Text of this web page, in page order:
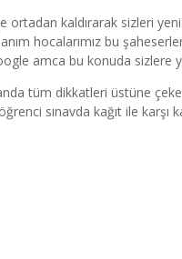
ortadan kaldırarak sizleri
hocalarımız bu
amca bu konuda sizlere
tüm dikkatleri üstüne
sınavda kağıt ile karşı